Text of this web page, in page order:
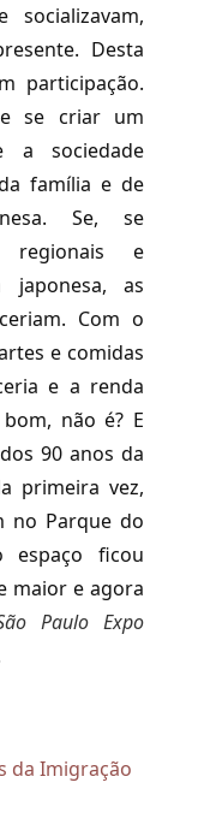
Desta
participação.
se criar um
a sociedade
família e de
Se, se
regionais e
japonesa, as
Com o
e comidas
e a renda
não é? E
90 anos da
primeira vez,
no Parque do
espaço ficou
maior e agora
Paulo Expo
da Imigração